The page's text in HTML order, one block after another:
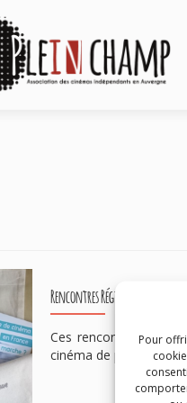
Pour
Rencontres Régionales de
Ces rencontres ont
cinéma de proximité,